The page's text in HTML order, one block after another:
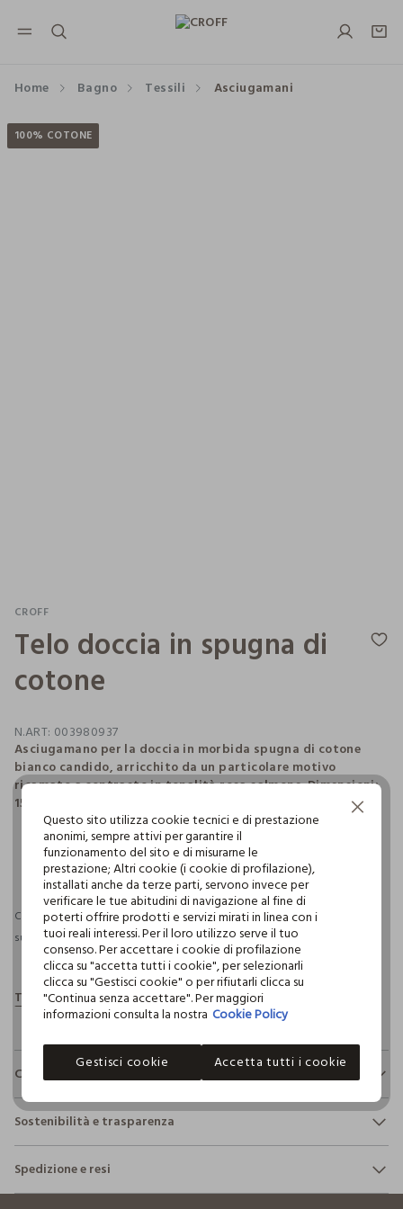
NAVIGATION.ARIA.GOTOMAINCONTENT
100% COTONE
Home Bagno Tessili Asciugamani
CROFF
Telo doccia in spugna di
cotone
N.ART: 003980937
Asciugamano per la doccia in morbida spugna di cotone
bianco candido, arricchito da un particolare motivo
ricamato a contrasto in tonalità rosa salmone. Dimensioni:
150 x 90 cm.
pdp.loyalty.section.advantages
Consegna prevista entro il 09/08/2026 e spedizione gratuita per ordini
superiori a 30€ se possiedi una CROFF Club.Maggiori informazioni
Composizione e cura
Composizione:
100% COTONE
Sostenibilità e trasparenza
Sicurezza
Il 100% dei nostri articoli viene sottoposto a test chimico-
fisici, per verificarne il rispetto dei limiti che abbiamo
Spedizione e resi
Questo sito utilizza cookie tecnici e di prestazione
anonimi, sempre attivi per garantire il
funzionamento del sito e di misurarne le
prestazione; Altri cookie (i cookie di profilazione),
installati anche da terze parti, servono invece per
verificare le tue abitudini di navigazione al fine di
poterti offrire prodotti e servizi mirati in linea con i
tuoi reali interessi. Per il loro utilizzo serve il tuo
consenso. Per accettare i cookie di profilazione
clicca su "accetta tutti i cookie", per selezionarli
clicca su "Gestisci cookie" o per rifiutarli clicca su
"Continua senza accettare". Per maggiori
informazioni consulta la nostra Cookie Policy
Gestisci cookie Accetta tutti i cookie
Continua senza accettare